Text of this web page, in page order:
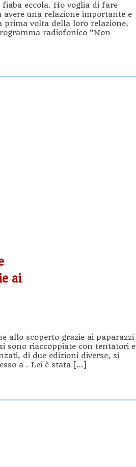
fiaba eccola. Ho voglia di fare
una relazione importante e
prima volta della loro relazione,
radiofonico “Non
ai
allo scoperto grazie ai paparazzi
sono riaccoppiate con tentatori e
di due edizioni diverse, si
a . Lei è stata […]